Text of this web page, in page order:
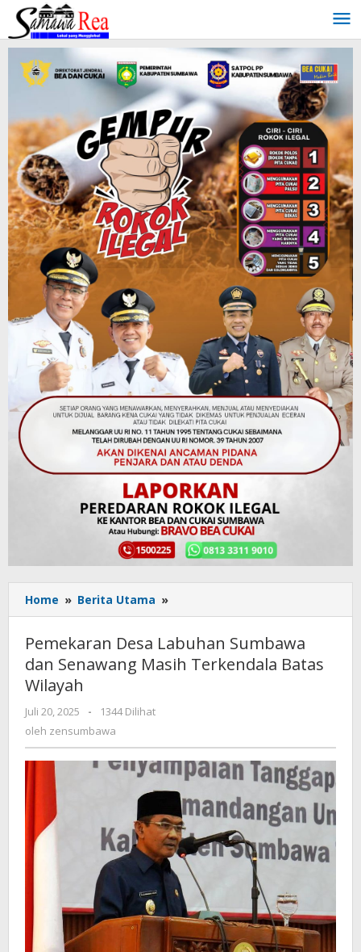
Lewati
konten
Home » Berita Utama »
Desa
Labuhan
Sumbawa
dan
Wilayah
Pemekaran Desa Labuhan Sumbawa
dan Senawang Masih Terkendala Batas
Wilayah
Juli 20, 2025
oleh
zensumbawa
-
1344 Dilihat
oleh zensumbawa